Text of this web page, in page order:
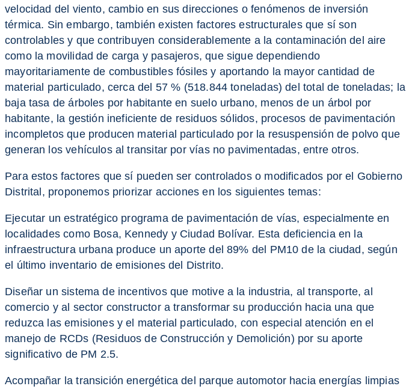
velocidad del viento, cambio en sus direcciones o fenómenos de inversión
térmica. Sin embargo, también existen factores estructurales que sí son
controlables y que contribuyen considerablemente a la contaminación del aire
como la movilidad de carga y pasajeros, que sigue dependiendo
mayoritariamente de combustibles fósiles y aportando la mayor cantidad de
material particulado, cerca del 57 % (518.844 toneladas) del total de toneladas; la
baja tasa de árboles por habitante en suelo urbano, menos de un árbol por
habitante, la gestión ineficiente de residuos sólidos, procesos de pavimentación
incompletos que producen material particulado por la resuspensión de polvo que
generan los vehículos al transitar por vías no pavimentadas, entre otros.
Para estos factores que sí pueden ser controlados o modificados por el Gobierno
Distrital, proponemos priorizar acciones en los siguientes temas:
Ejecutar un estratégico programa de pavimentación de vías, especialmente en
localidades como Bosa, Kennedy y Ciudad Bolívar. Esta deficiencia en la
infraestructura urbana produce un aporte del 89% del PM10 de la ciudad, según
el último inventario de emisiones del Distrito.
Diseñar un sistema de incentivos que motive a la industria, al transporte, al
comercio y al sector constructor a transformar su producción hacia una que
reduzca las emisiones y el material particulado, con especial atención en el
manejo de RCDs (Residuos de Construcción y Demolición) por su aporte
significativo de PM 2.5.
Acompañar la transición energética del parque automotor hacia energías limpias